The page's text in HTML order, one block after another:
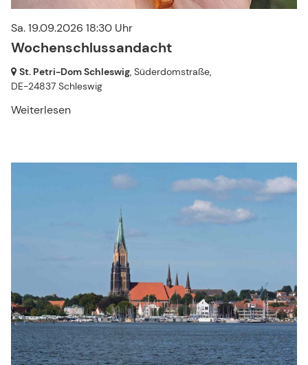
Sa. 19.09.2026 18:30 Uhr
Wochenschlussandacht
St. Petri-Dom Schleswig, Süderdomstraße,
DE-24837 Schleswig
Weiterlesen